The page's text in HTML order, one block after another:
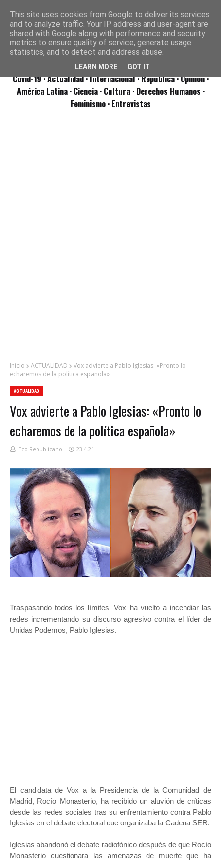
Covid-19· Actualidad· Internacional· República· Opinión·
América Latina · Ciencia · Cultura · Derechos Humanos ·
Feminismo · Entrevistas
Inicio ACTUALIDAD
Vox advierte a Pablo Iglesias: «Pronto lo
echaremos de la política española»
ACTUALIDAD
Vox advierte a Pablo Iglesias: «Pronto lo
echaremos de la política española»
Eco Republicano 23.4.21
Traspasando todos los límites, Vox ha vuelto a incendiar las
redes incrementando su discurso agresivo contra el líder de
Unidas Podemos, Pablo Iglesias.
El candidata de Vox a la Presidencia de la Comunidad de
Madrid, Rocío Monasterio, ha recibido un aluvión de críticas
desde las redes sociales tras su enfrentamiento contra Pablo
Iglesias en el debate electoral que organizaba la Cadena SER.
Iglesias abandonó el debate radiofónico después de que Rocío
Monasterio cuestionara las amenazas de muerte que ha
This site uses cookies from Google to deliver its services
and to analyze traffic. Your IP address and user-agent are
shared with Google along with performance and security
metrics to ensure quality of service, generate usage
statistics, and to detect and address abuse.
LEARN MORE GOT IT